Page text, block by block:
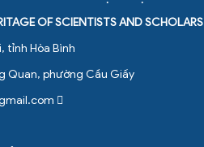
OF SCIENTISTS AND SCHOLARS
tỉnh Hòa Bình
Quan, phường Cầu Giấy